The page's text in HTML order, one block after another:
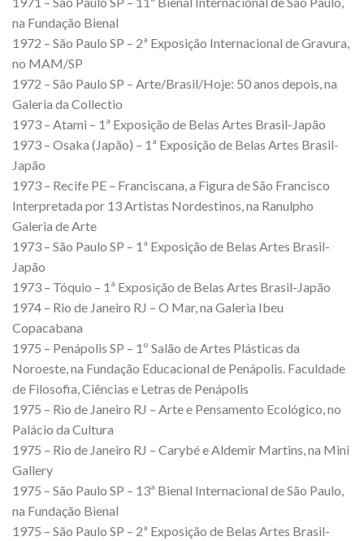
na Fundação Bienal
1972 – São Paulo SP – 2ª Exposição Internacional de Gravura,
no MAM/SP
1972 – São Paulo SP – Arte/Brasil/Hoje: 50 anos depois, na
Galeria da Collectio
1973 – Atami – 1ª Exposição de Belas Artes Brasil-Japão
1973 – Osaka (Japão) – 1ª Exposição de Belas Artes Brasil-
Japão
1973 – Recife PE – Franciscana, a Figura de São Francisco
Interpretada por 13 Artistas Nordestinos, na Ranulpho
Galeria de Arte
1973 – São Paulo SP – 1ª Exposição de Belas Artes Brasil-
Japão
1973 – Tóquio – 1ª Exposição de Belas Artes Brasil-Japão
1974 – Rio de Janeiro RJ – O Mar, na Galeria Ibeu
Copacabana
1975 – Penápolis SP – 1º Salão de Artes Plásticas da
Noroeste, na Fundação Educacional de Penápolis. Faculdade
de Filosofia, Ciências e Letras de Penápolis
1975 – Rio de Janeiro RJ – Arte e Pensamento Ecológico, no
Palácio da Cultura
1975 – Rio de Janeiro RJ – Carybé e Aldemir Martins, na Mini
Gallery
1975 – São Paulo SP – 13ª Bienal Internacional de São Paulo,
na Fundação Bienal
1975 – São Paulo SP – 2ª Exposição de Belas Artes Brasil-